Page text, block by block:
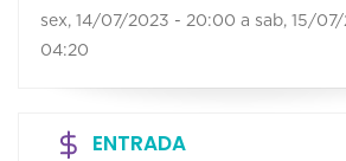
sex, 14/07/2023 - 20:00 a sab, 15/
04:20
ENTRADA